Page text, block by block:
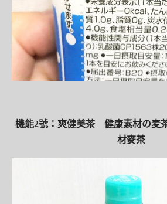
機能2號：爽健美茶 健康素材の麦
材麥茶